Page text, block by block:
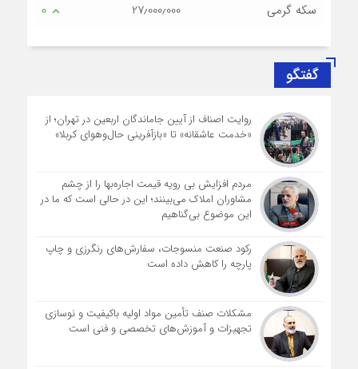
سکه گرمی
27٫000٫000 0
گفتگو
روایت اصناف از آیین جاماندگان اربعین در تهران؛ از
«خدمت عاشقانه» تا «بازآفرینی حال‌وهوای کربلا»
مردم افزایش بی رویه قیمت اجاره‌بها را از چشم
مشاوران املاک می‌بینند؛ این در حالی است که ما در
این موضوع بی‌گناهیم
رکود صنعت منسوجات، سفارش‌های رنگرزی و چاپ
پارچه را کاهش داده است
مشکلات صنف تأمین مواد اولیه باکیفیت و نوسازی
تجهیزات و آموزش‌های تخصصی و فنی است